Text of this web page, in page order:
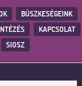
BÜSZKESÉGEINK
KAPCSOLAT
SIOSZ